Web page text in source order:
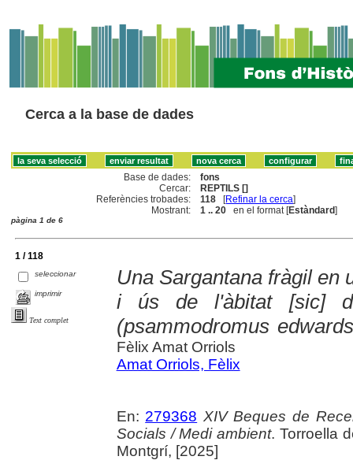
Cerca a la base de dades
Base de dades:
fons
Cercar:
REPTILS []
Referències trobades:
118 [Refinar la cerca]
Mostrant:
1 .. 20 en el format [Estàndard]
pàgina 1 de 6
1 / 118
seleccionar
imprimir
Text complet
Una Sargantana fràgil en
i ús de l'àbitat [sic]
(psammodromus
Fèlix Amat Orriols
Amat Orriols, Fèlix
En: 279368 XIV Beques de
Socials / Medi ambient. Torroella
Montgrí, [2025]